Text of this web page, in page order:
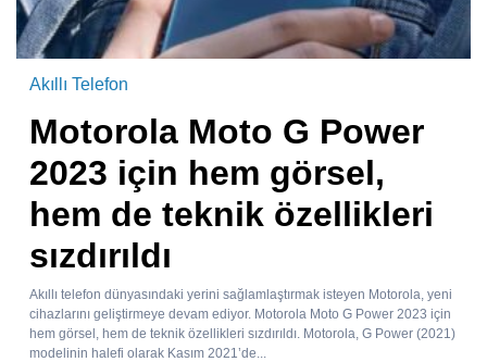
Akıllı Telefon
Motorola Moto G Power
2023 için hem görsel,
hem de teknik özellikleri
sızdırıldı
Akıllı telefon dünyasındaki yerini sağlamlaştırmak isteyen Motorola, yeni
cihazlarını geliştirmeye devam ediyor. Motorola Moto G Power 2023 için
hem görsel, hem de teknik özellikleri sızdırıldı. Motorola, G Power (2021)
modelinin halefi olarak Kasım 2021’de...